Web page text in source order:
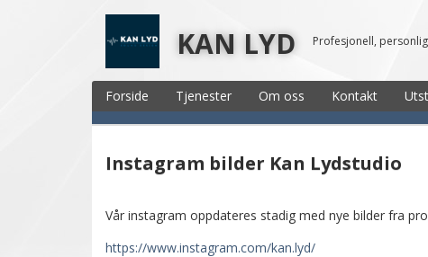
KAN LYD Profesjonell,
Forside Tjenester Om oss Kontakt
Instagram bilder Kan Lydstudio
Vår instagram oppdateres stadig med nye bilder fra
https://www.instagram.com/kan.lyd/